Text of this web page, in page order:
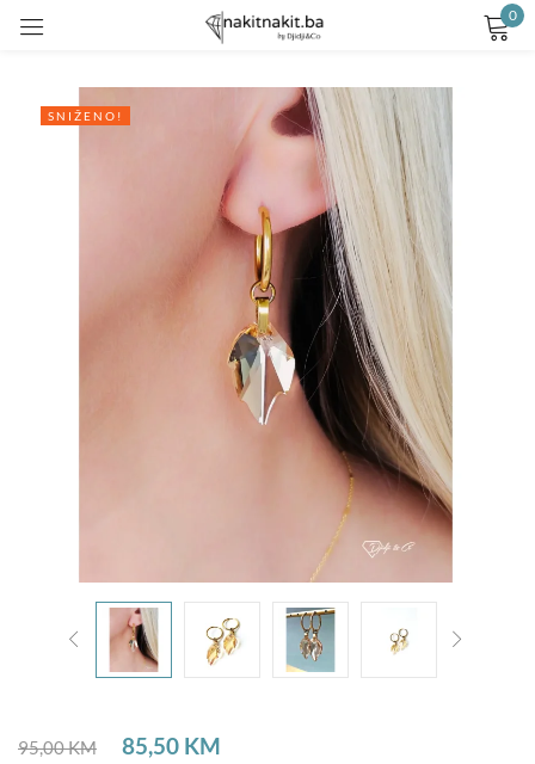
0
SNIŽENO!
95,00KM 85,50 KM
Remember me Lost password?
LOG IN
CREATE AN ACCOUNT